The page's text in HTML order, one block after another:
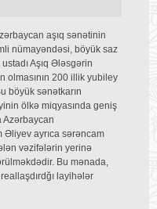
aşıq sənətinin
nümayəndəsi, böyük saz
Aşıq Ələsgərin
olmasının 200 illik yubiley
böyük sənətkarın
ölkə miqyasında geniş
Azərbaycan
Əliyev ayrıca sərəncam
vəzifələrin yerinə
Bu mənada,
layihələr